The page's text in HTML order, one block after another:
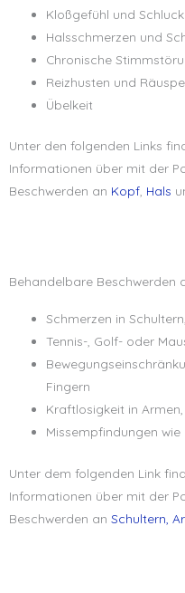
Kloßgefühl und
Halsschmerzen und
Chronische
Reizhusten und
Übelkeit
Unter den folgenden Links
Informationen über mit der
Beschwerden an Kopf, Hals
Behandelbare Beschwerden
Schmerzen in
Tennis-, Golf- oder
Fingern
Kraftlosigkeit in
Missempfindungen wie
Unter dem folgenden Link
Informationen über mit der
Beschwerden an Schultern,